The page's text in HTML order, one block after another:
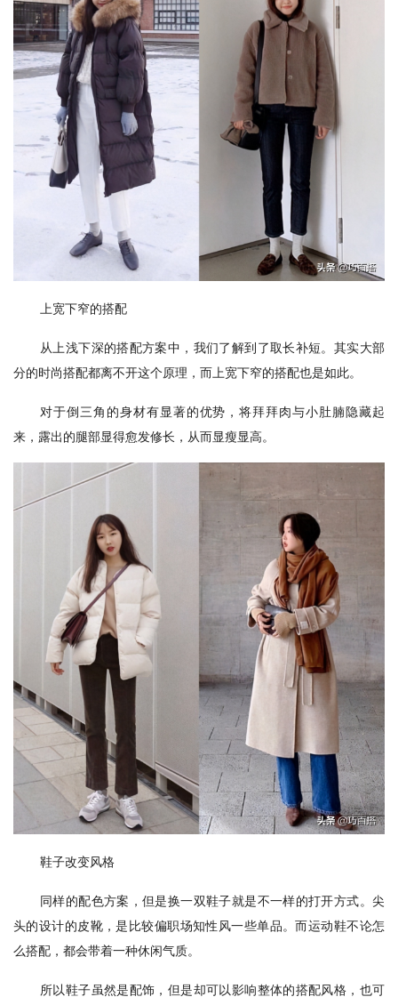
上宽下窄的搭配
从上浅下深的搭配方案中，我们了解到了取长补短。其实大部
分的时尚搭配都离不开这个原理，而上宽下窄的搭配也是如此。
对于倒三角的身材有显著的优势，将拜拜肉与小肚腩隐藏起
来，露出的腿部显得愈发修长，从而显瘦显高。
鞋子改变风格
同样的配色方案，但是换一双鞋子就是不一样的打开方式。尖
头的设计的皮靴，是比较偏职场知性风一些单品。而运动鞋不论怎
么搭配，都会带着一种休闲气质。
所以鞋子虽然是配饰，但是却可以影响整体的搭配风格，也可